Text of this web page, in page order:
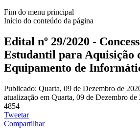
Fim do menu principal
Início do conteúdo da página
Edital nº 29/2020 -
Estudantil para Aquisição
Equipamento de
Publicado: Quarta, 09 de Dezembro de
atualização em Quarta, 09 de Dezembro
4854
Tweetar
Compartilhar